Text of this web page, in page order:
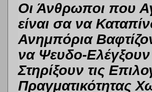
Οι Άνθρωποι που
είναι σα να
Ανημπόρια
να Ψευδο-
Στηρίξουν τις
Πραγματικότητας